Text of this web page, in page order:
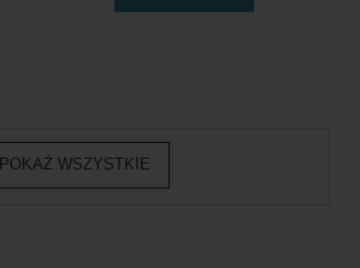
POKAŻ WSZYSTKIE